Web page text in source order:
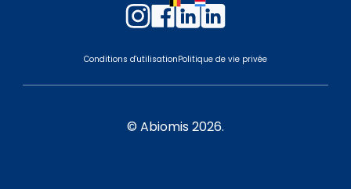
Follow
us
on
Follow
us
on
Follow
us
on
Belgium
Follow
us
Luxembourg
Conditions d'utilisationPolitique de vie privée
© Abiomis 2026.